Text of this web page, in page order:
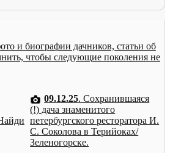
и биографии дачников, статьи об
чтобы следующие поколения не
09.12.25. Сохранившаяся
(!) дача знаменитого
петербургского ресторатора И.
С. Соколова в Терийоках/
Зеленогорске.